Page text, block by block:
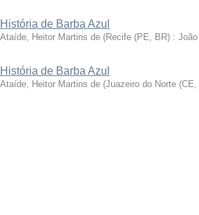
História de Barba Azul
Ataíde, Heitor Martins de (Recife (PE, BR) :
História de Barba Azul
Ataíde, Heitor Martins de (Juazeiro do Norte